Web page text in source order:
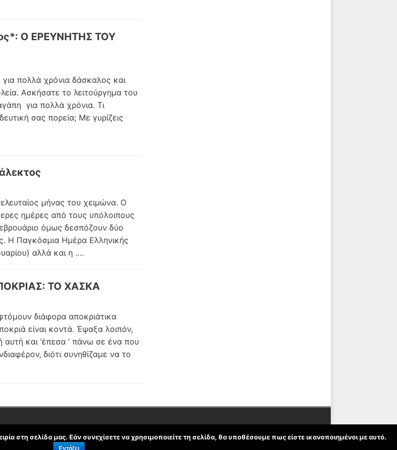
Ο ΕΡΕΥΝΗΤΗΣ ΤΟΥ
πολλά χρόνια δάσκαλος και
Ασκήσατε το λειτούργημα του
για πολλά χρόνια. Τι
σας πορεία; Με γυρίζεις
μήνας του χειμώνα. Ο
ημέρες από τους υπόλοιπους
όμως δεσπόζουν δύο
Η Παγκόσμια Ημέρα Ελληνικής
αλλά και η ….
ΤΟ ΧΑΣΚΑ
διάφορα αποκριάτικα
είναι κοντά. Έψαξα λοιπόν,
αυτή και ‘έπεσα ’ πάνω σε ένα που
διότι συνηθίζαμε να το
στη σελίδα μας. Εάν συνεχίσετε να χρησιμοποιείτε τη σελίδα, θα υποθέσουμε πως είστε ικανοποιημένοι με αυτό.
Εντάξει